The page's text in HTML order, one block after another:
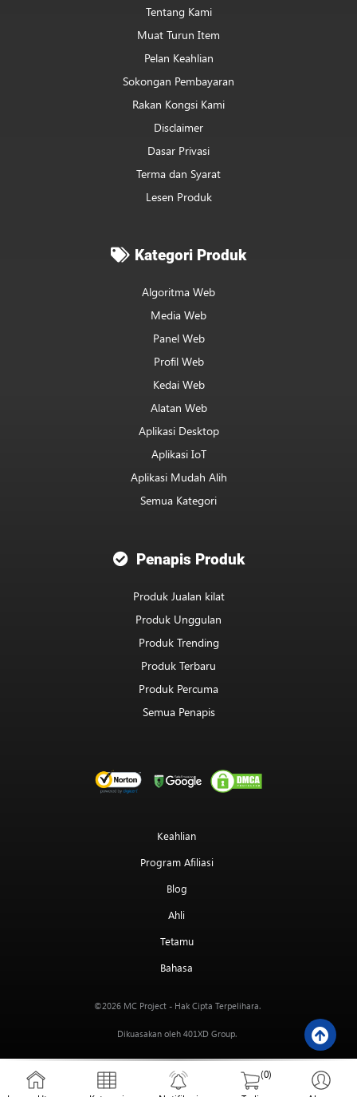
(0)
Tentang Kami
Muat Turun Item
Pelan Keahlian
Sokongan Pembayaran
Rakan Kongsi Kami
Disclaimer
Dasar Privasi
Terma dan Syarat
Lesen Produk
Kategori Produk
Algoritma Web
Media Web
Panel Web
Profil Web
Kedai Web
Alatan Web
Aplikasi Desktop
Aplikasi IoT
Aplikasi Mudah Alih
Semua Kategori
Penapis Produk
Produk Jualan kilat
Produk Unggulan
Produk Trending
Produk Terbaru
Produk Percuma
Semua Penapis
Keahlian
Program Afiliasi
Blog
Ahli
Tetamu
Bahasa
©2026 MC Project- Hak Cipta Terpelihara.
Dikuasakan oleh401XD Group.